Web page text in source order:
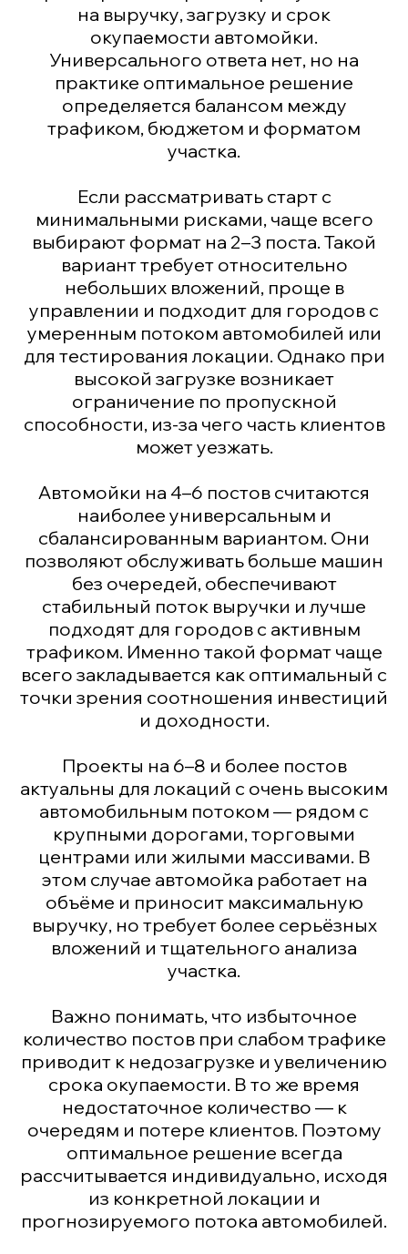
на выручку, загрузку и срок
окупаемости автомойки.
Универсального ответа нет, но на
практике оптимальное решение
определяется балансом между
трафиком, бюджетом и форматом
участка.
Если рассматривать старт с
минимальными рисками, чаще всего
выбирают формат на 2–3 поста. Такой
вариант требует относительно
небольших вложений, проще в
управлении и подходит для городов с
умеренным потоком автомобилей или
для тестирования локации. Однако при
высокой загрузке возникает
ограничение по пропускной
способности, из-за чего часть клиентов
может уезжать.
Автомойки на 4–6 постов считаются
наиболее универсальным и
сбалансированным вариантом. Они
позволяют обслуживать больше машин
без очередей, обеспечивают
стабильный поток выручки и лучше
подходят для городов с активным
трафиком. Именно такой формат чаще
всего закладывается как оптимальный с
точки зрения соотношения инвестиций
и доходности.
Проекты на 6–8 и более постов
актуальны для локаций с очень высоким
автомобильным потоком — рядом с
крупными дорогами, торговыми
центрами или жилыми массивами. В
этом случае автомойка работает на
объёме и приносит максимальную
выручку, но требует более серьёзных
вложений и тщательного анализа
участка.
Важно понимать, что избыточное
количество постов при слабом трафике
приводит к недозагрузке и увеличению
срока окупаемости. В то же время
недостаточное количество — к
очередям и потере клиентов. Поэтому
оптимальное решение всегда
рассчитывается индивидуально, исходя
из конкретной локации и
прогнозируемого потока автомобилей.